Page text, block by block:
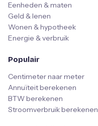
Eenheden & maten
Geld & lenen
Wonen & hypotheek
Energie & verbruik
Populair
Centimeter naar meter
Annuïteit berekenen
BTW berekenen
Stroomverbruik berekenen